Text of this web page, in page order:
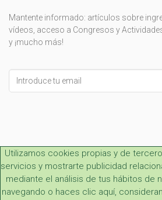
Mantente informado: artículos sobre
vídeos, acceso a Congresos y
y ¡mucho más!
this
field
Utilizamos cookies propias y de
servicios y mostrarte publicidad
mediante el análisis de tus hábitos de
navegando o haces clic aquí,